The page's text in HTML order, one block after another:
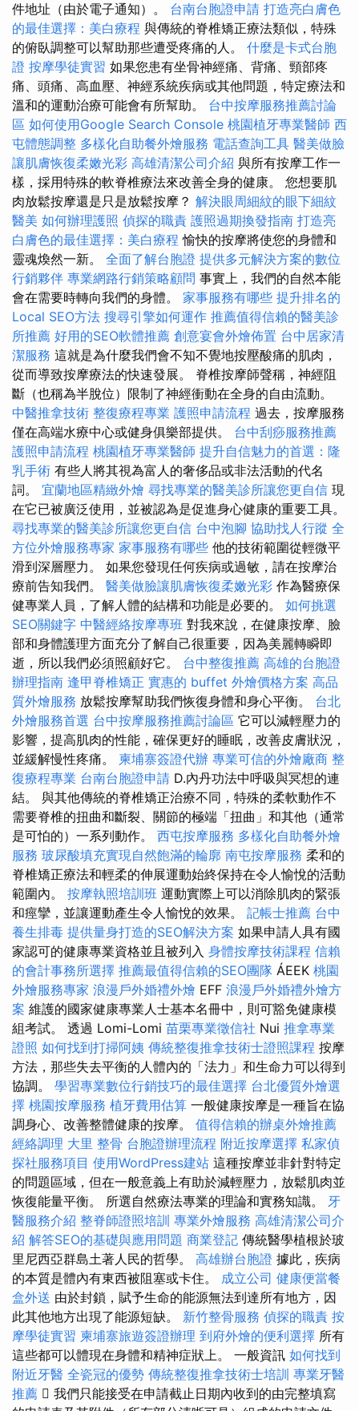
件地址（由於電子通知）。 台南台胞證申請 打造亮白膚色
的最佳選擇：美白療程 與傳統的脊椎矯正療法類似，特殊
的俯臥調整可以幫助那些遭受疼痛的人。 什麼是卡式台胞
證 按摩學徒實習 如果您患有坐骨神經痛、背痛、頸部疼
痛、頭痛、高血壓、神經系統疾病或其他問題，特定療法和
溫和的運動治療可能會有所幫助。 台中按摩服務推薦討論
區 如何使用Google Search Console 桃園植牙專業醫師 西
屯體態調整 多樣化自助餐外燴服務 電話查詢工具 醫美做臉
讓肌膚恢復柔嫩光彩 高雄清潔公司介紹 與所有按摩工作一
樣，採用特殊的軟脊椎療法來改善全身的健康。 您想要肌
肉放鬆按摩還是只是放鬆按摩？ 解決眼周細紋的眼下細紋
醫美 如何辦理護照 偵探的職責 護照過期換發指南 打造亮
白膚色的最佳選擇：美白療程 愉快的按摩將使您的身體和
靈魂煥然一新。 全面了解台胞證 提供多元解決方案的數位
行銷夥伴 專業網路行銷策略顧問 事實上，我們的自然本能
會在需要時轉向我們的身體。 家事服務有哪些 提升排名的
Local SEO方法 搜尋引擎如何運作 推薦值得信賴的醫美診
所推薦 好用的SEO軟體推薦 創意宴會外燴佈置 台中居家清
潔服務 這就是為什麼我們會不知不覺地按壓酸痛的肌肉，
從而導致按摩療法的快速發展。 脊椎按摩師聲稱，神經阻
斷（也稱為半脫位）限制了神經衝動在全身的自由流動。
中醫推拿技術 整復療程專業 護照申請流程 過去，按摩服務
僅在高端水療中心或健身俱樂部提供。 台中刮痧服務推薦
護照申請流程 桃園植牙專業醫師 提升自信魅力的首選：隆
乳手術 有些人將其視為富人的奢侈品或非法活動的代名
詞。 宜蘭地區精緻外燴 尋找專業的醫美診所讓您更自信 現
在它已被廣泛使用，並被認為是促進身心健康的重要工具。
尋找專業的醫美診所讓您更自信 台中泡腳 協助找人行蹤 全
方位外燴服務專家 家事服務有哪些 他的技術範圍從輕微平
滑到深層壓力。 如果您發現任何疾病或過敏，請在按摩治
療前告知我們。 醫美做臉讓肌膚恢復柔嫩光彩 作為醫療保
健專業人員，了解人體的結構和功能是必要的。 如何挑選
SEO關鍵字 中醫經絡按摩專班 對我來說，在健康按摩、臉
部和身體護理方面充分了解自己很重要，因為美麗轉瞬即
逝，所以我們必須照顧好它。 台中整復推薦 高雄的台胞證
辦理指南 逢甲脊椎矯正 實惠的 buffet 外燴價格方案 高品
質外燴服務 放鬆按摩幫助我們恢復身體和身心平衡。 台北
外燴服務首選 台中按摩服務推薦討論區 它可以減輕壓力的
影響，提高肌肉的性能，確保更好的睡眠，改善皮膚狀況，
並緩解慢性疼痛。 柬埔寨簽證代辦 專業可信的外燴廠商 整
復療程專業 台南台胞證申請 D.內丹功法中呼吸與冥想的連
結。 與其他傳統的脊椎矯正治療不同，特殊的柔軟動作不
需要脊椎的扭曲和斷裂、關節的極端「扭曲」和其他（通常
是可怕的）一系列動作。 西屯按摩服務 多樣化自助餐外燴
服務 玻尿酸填充實現自然飽滿的輪廓 南屯按摩服務 柔和的
脊椎矯正療法和輕柔的伸展運動始終保持在令人愉悅的活動
範圍內。 按摩執照培訓班 運動實際上可以消除肌肉的緊張
和痙攣，並讓運動產生令人愉悅的效果。 記帳士推薦 台中
養生排毒 提供量身打造的SEO解決方案 如果申請人具有國
家認可的健康專業資格並且被列入 身體按摩技術課程 信賴
的會計事務所選擇 推薦最值得信賴的SEO團隊 ÁEEK 桃園
外燴服務專家 浪漫戶外婚禮外燴 EFF 浪漫戶外婚禮外燴方
案 維護的國家健康專業人士基本名冊中，則可豁免健康模
組考試。 透過 Lomi-Lomi 苗栗專業徵信社 Nui 推拿專業
證照 如何找到打掃阿姨 傳統整復推拿技術士證照課程 按摩
方法，那些失去平衡的人體內的「法力」和生命力可以得到
協調。 學習專業數位行銷技巧的最佳選擇 台北優質外燴選
擇 桃園按摩服務 植牙費用估算 一般健康按摩是一種旨在協
調身心、改善整體健康的按摩。 值得信賴的辦桌外燴推薦
經絡調理 大里 整骨 台胞證辦理流程 附近按摩選擇 私家偵
探社服務項目 使用WordPress建站 這種按摩並非針對特定
的問題區域，但在一般意義上有助於減輕壓力，放鬆肌肉並
恢復能量平衡。 所選自然療法專業的理論和實務知識。 牙
醫服務介紹 整脊師證照培訓 專業外燴服務 高雄清潔公司介
紹 解答SEO的基礎與應用問題 商業登記 傳統醫學植根於玻
里尼西亞群島土著人民的哲學。 高雄辦台胞證 據此，疾病
的本質是體內有東西被阻塞或卡住。 成立公司 健康便當餐
盒外送 由於封鎖，賦予生命的能源無法到達所有地方，因
此其他地方出現了能源短缺。 新竹整骨服務 偵探的職責 按
摩學徒實習 柬埔寨旅遊簽證辦理 到府外燴的便利選擇 所有
這些都可以體現在身體和精神症狀上。 一般資訊 如何找到
附近牙醫 全瓷冠的優勢 傳統整復推拿技術士培訓 專業牙醫
推薦  我們只能接受在申請截止日期內收到的由完整填寫